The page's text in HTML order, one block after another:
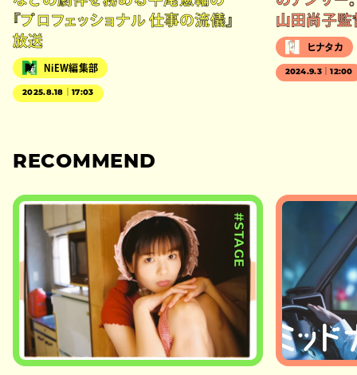
『プロフェッショナル 仕事の流儀』
放送
NiEW編集部
2025.8.18｜17:03
山田尚子監
ヒナタカ
2024.9.3｜12:00
RECOMMEND
#STAGE